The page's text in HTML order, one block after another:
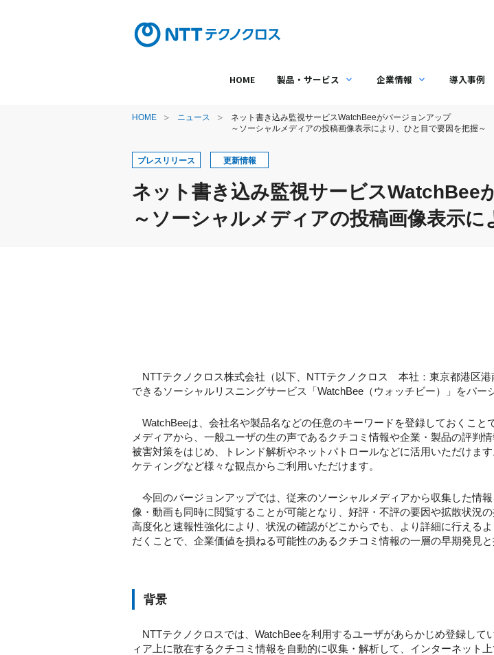
HOME 製品・サービス 企業情報 導入事例
HOME ニュース
ネット書き込み監視サービスWatchBeeがバージョンアップ
～ソーシャルメディアの投稿画像表示により、ひと目で要因を把握～
プレスリリース 更新情報
ネット書き込み監視サービスWatchBee
～ソーシャルメディアの投稿画像表示
NTTテクノクロス株式会社（以下、NTTテクノクロス 本社：東京都港区
できるソーシャルリスニングサービス「WatchBee（ウォッチビー）」をバー
WatchBeeは、会社名や製品名などの任意のキーワードを登録しておくこ
メディアから、一般ユーザの生の声であるクチコミ情報や企業・製品の評判
被害対策をはじめ、トレンド解析やネットパトロールなどに活用いただけま
ケティングなど様々な観点からご利用いただけます。
今回のバージョンアップでは、従来のソーシャルメディアから収集した情
像・動画も同時に閲覧することが可能となり、好評・不評の要因や拡散状況
高度化と速報性強化により、状況の確認がどこからでも、より詳細に行える
だくことで、企業価値を損ねる可能性のあるクチコミ情報の一層の早期発見
背景
NTTテクノクロスでは、WatchBeeを利用するユーザがあらかじめ登録して
ィア上に散在するクチコミ情報を自動的に収集・解析して、インターネット